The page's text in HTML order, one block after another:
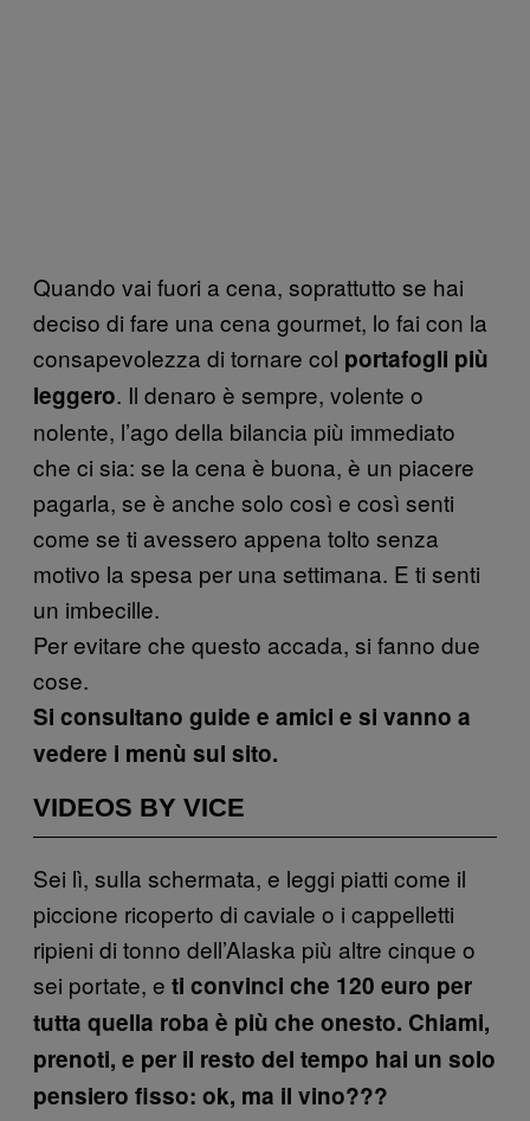
Quando vai fuori a cena, soprattutto se hai
deciso di fare una cena gourmet, lo fai con la
consapevolezza di tornare col portafogli più
leggero. Il denaro è sempre, volente o
nolente, l’ago della bilancia più immediato
che ci sia: se la cena è buona, è un piacere
pagarla, se è anche solo così e così senti
come se ti avessero appena tolto senza
motivo la spesa per una settimana. E ti senti
un imbecille.
Per evitare che questo accada, si fanno due
cose.
Si consultano guide e amici e si vanno a
vedere i menù sul sito.
VIDEOS BY VICE
Sei lì, sulla schermata, e leggi piatti come il
piccione ricoperto di caviale o i cappelletti
ripieni di tonno dell’Alaska più altre cinque o
sei portate, e ti convinci che 120 euro per
tutta quella roba è più che onesto. Chiami,
prenoti, e per il resto del tempo hai un solo
pensiero fisso: ok, ma il vino???